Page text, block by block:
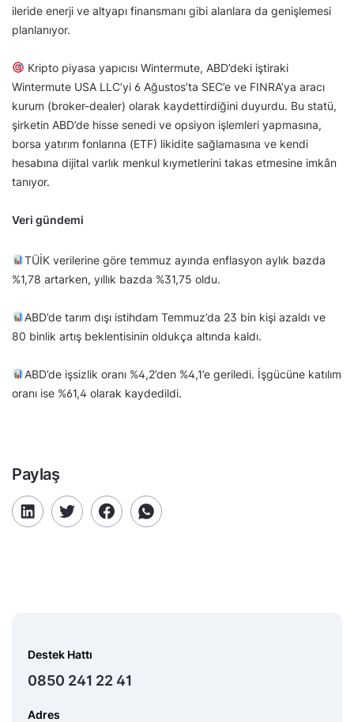
ileride enerji ve altyapı finansmanı gibi alanlara da genişlemesi
planlanıyor.
Kripto piyasa yapıcısı Wintermute, ABD’deki iştiraki
Wintermute USA LLC’yi 6 Ağustos’ta SEC’e ve FINRA’ya aracı
kurum (broker-dealer) olarak kaydettirdiğini duyurdu. Bu statü,
şirketin ABD’de hisse senedi ve opsiyon işlemleri yapmasına,
borsa yatırım fonlarına (ETF) likidite sağlamasına ve kendi
hesabına dijital varlık menkul kıymetlerini takas etmesine imkân
tanıyor.
Veri gündemi
TÜİK verilerine göre temmuz ayında enflasyon aylık bazda
%1,78 artarken, yıllık bazda %31,75 oldu.
ABD’de tarım dışı istihdam Temmuz’da 23 bin kişi azaldı ve
80 binlik artış beklentisinin oldukça altında kaldı.
ABD’de işsizlik oranı %4,2’den %4,1’e geriledi. İşgücüne katılım
oranı ise %61,4 olarak kaydedildi.
Paylaş
Destek Hattı
0850 241 22 41
Adres